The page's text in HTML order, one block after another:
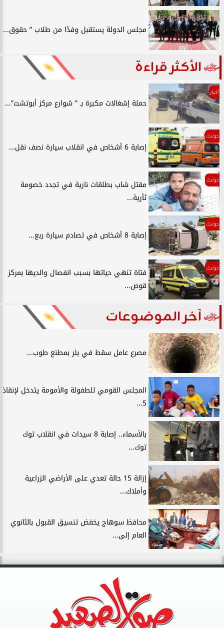
مجلس الدولة يستقبل وفدًا من طلاب ” حقوق...
الأكثر قراءة
أخبار
حملة إشغالات مكبرة بـ ” شوارع مركز أبوتشت”...
حوادث
إصابة 6 أشخاص في انقلاب سيارة نصف نقل...
حوادث
مقتل شاب بطلقات نارية في تجدد خصومة
ثأرية...
حوادث
إصابة 8 أشخاص في تصادم سيارة ربع...
حوادث
فتاة تنهي حياتها بسبب انفصال والديها بمركز
قوص...
آخر الموضوعات
مصرع عامل سقط في بئر بمطنع طوب...
المجلس القومي للطفولة والأمومة يتدخل لإنقاذ
5...
بالأسماء.. إصابة 8 سيدات في انقلاب توك
توك...
إزالة 15 حالة تعدي على الأراضي الزراعية
وأملاك...
محافظ سوهاج يخفض تنسيق القبول بالثانوي
العام إلى...